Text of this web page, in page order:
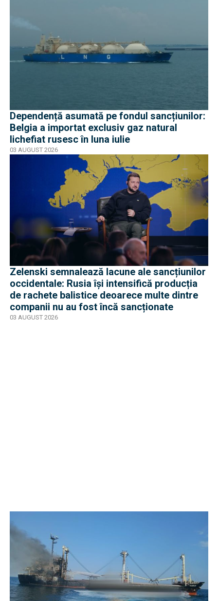
Dependență asumată pe fondul sancțiunilor:
Belgia a importat exclusiv gaz natural
lichefiat rusesc în luna iulie
03 AUGUST 2026
Zelenski semnalează lacune ale sancțiunilor
occidentale: Rusia își intensifică producția
de rachete balistice deoarece multe dintre
companii nu au fost încă sancționate
03 AUGUST 2026